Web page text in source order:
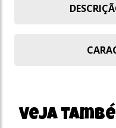
Veja